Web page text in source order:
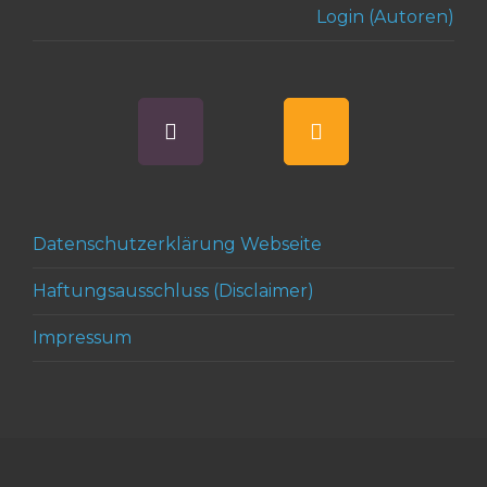
Login (Autoren)
Datenschutzerklärung Webseite
Haftungsausschluss (Disclaimer)
Impressum